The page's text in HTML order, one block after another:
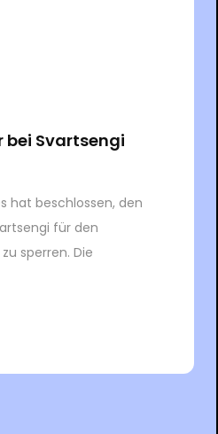
bei Svartsengi
hat beschlossen, den
für den
sperren. Die